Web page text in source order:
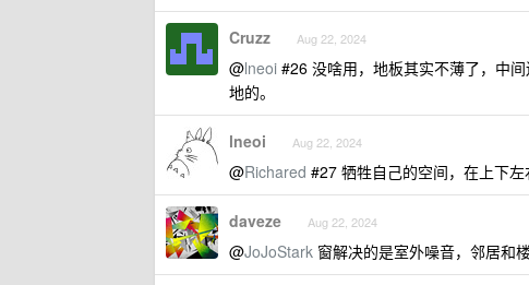
Cruzz Aug 22, 2024
@lneoi #26 没啥用，地板其实不薄了，中
地的。
lneoi Aug 22, 2024
@Richared #27 牺牲自己的空间，在上下
daveze Aug 22, 2024
@JoJoStark 窗解决的是室外噪音，邻居和